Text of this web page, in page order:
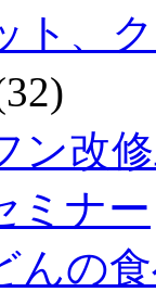
ト、
ン改
ミナー
んの